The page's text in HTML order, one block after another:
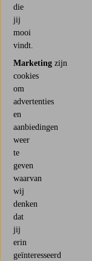
die
jij
mooi
vindt.
Marketing zijn
cookies
om
advertenties
en
aanbiedingen
weer
te
geven
waarvan
wij
denken
dat
jij
erin
geïnteresseerd